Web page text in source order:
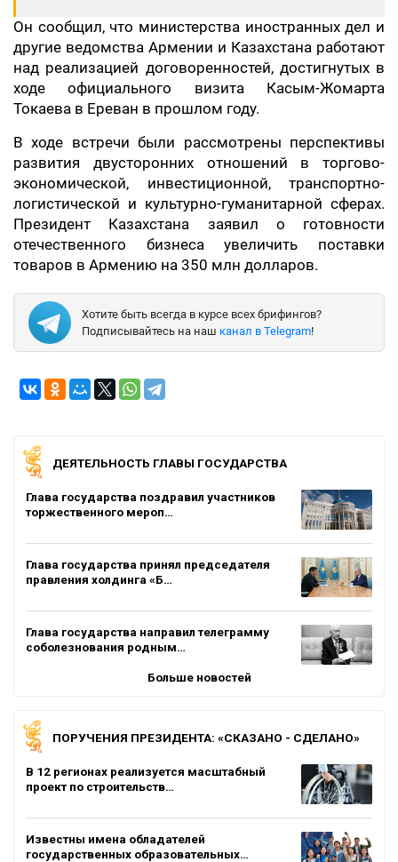
Он сообщил, что министерства иностранных дел и
другие ведомства Армении и Казахстана работают
над реализацией договоренностей, достигнутых в
ходе официального визита Касым-Жомарта
Токаева в Ереван в прошлом году.
В ходе встречи были рассмотрены перспективы
развития двусторонних отношений в торгово-
экономической, инвестиционной, транспортно-
логистической и культурно-гуманитарной сферах.
Президент Казахстана заявил о готовности
отечественного бизнеса увеличить поставки
товаров в Армению на 350 млн долларов.
Хотите быть всегда в курсе всех брифингов?
Подписывайтесь на наш канал в Telegram!
ДЕЯТЕЛЬНОСТЬ ГЛАВЫ ГОСУДАРСТВА
Глава государства поздравил участников
торжественного мероп…
Глава государства принял председателя
правления холдинга «Б…
Глава государства направил телеграмму
соболезнования родным…
Больше новостей
ПОРУЧЕНИЯ ПРЕЗИДЕНТА: «СКАЗАНО - СДЕЛАНО»
В 12 регионах реализуется масштабный
проект по строительств…
Известны имена обладателей
государственных образовательных…